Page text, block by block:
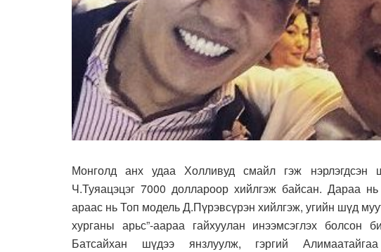
Монголд анх удаа Холливуд смайл гэж нэрлэгдсэн
Ч.Туяацэцэг 7000 доллароор хийлгэж байсан. Дараа
араас нь Топ модель Д.Пүрэвсүрэн хийлгэж, угийн шүд
хурганы арьс”-аараа гайхуулан инээмсэглэх болсон
Батсайхан шүдээ янзлуулж, гэргий